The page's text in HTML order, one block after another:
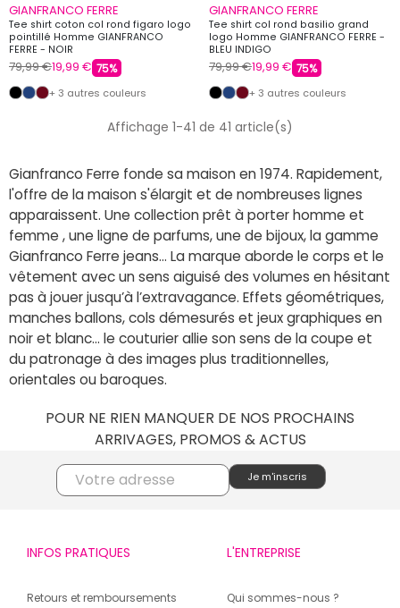
GIANFRANCO FERRE
Tee shirt coton col rond figaro logo
pointillé Homme GIANFRANCO
FERRE - NOIR
79,99 €19,99 € 75%
+ 3 autres couleurs
GIANFRANCO FERRE
Tee shirt col rond basilio grand
logo Homme GIANFRANCO FERRE -
BLEU INDIGO
79,99 €19,99 € 75%
+ 3 autres couleurs
Affichage 1-41 de 41 article(s)
Gianfranco Ferre fonde sa maison en 1974. Rapidement,
l'offre de la maison s'élargit et de nombreuses lignes
apparaissent. Une collection prêt à porter homme et
femme , une ligne de parfums, une de bijoux, la gamme
Gianfranco Ferre jeans... La marque aborde le corps et le
vêtement avec un sens aiguisé des volumes en hésitant
pas à jouer jusqu’à l’extravagance. Effets géométriques,
manches ballons, cols démesurés et jeux graphiques en
noir et blanc... le couturier allie son sens de la coupe et
du patronage à des images plus traditionnelles,
orientales ou baroques.
POUR NE RIEN MANQUER DE NOS PROCHAINS
ARRIVAGES, PROMOS & ACTUS
INFOS PRATIQUES
Retours et remboursements
L'ENTREPRISE
Qui sommes-nous ?